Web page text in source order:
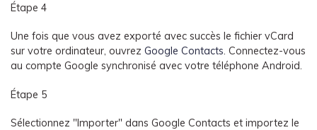
Étape 4
Une fois que vous avez exporté avec succès le fichier vCard
sur votre ordinateur, ouvrez Google Contacts. Connectez-vous
au compte Google synchronisé avec votre téléphone Android.
Étape 5
Sélectionnez "Importer" dans Google Contacts et importez le